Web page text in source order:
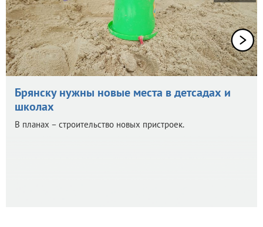
Брянску нужны новые места в детсадах и
школах
В планах – строительство новых пристроек.